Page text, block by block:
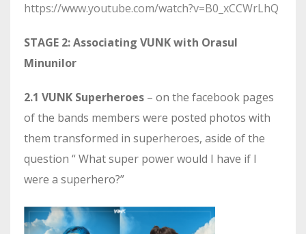
https://www.youtube.com/watch?v=B0_xCCWrLhQ
STAGE 2: Associating VUNK with Orasul
Minunilor
2.1 VUNK Superheroes – on the facebook pages
of the bands members were posted photos with
them transformed in superheroes, aside of the
question “ What super power would I have if I
were a superhero?”